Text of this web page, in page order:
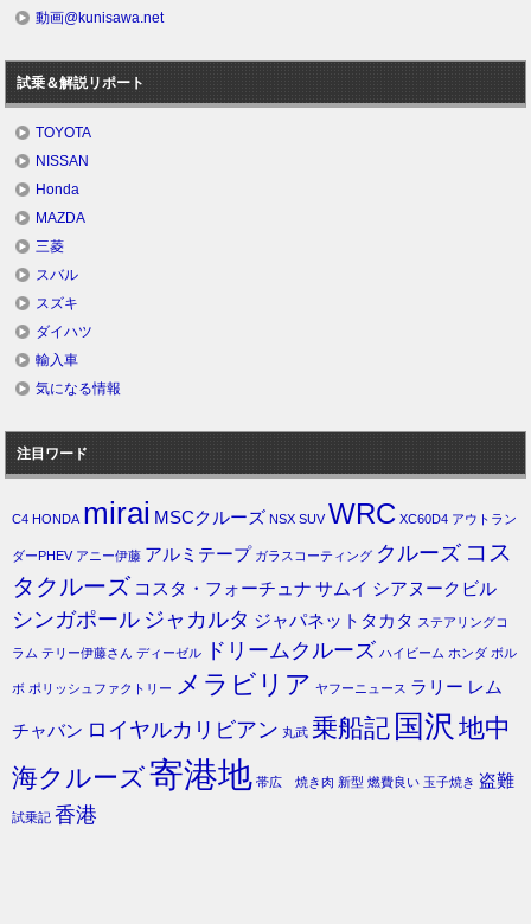
動画@kunisawa.net
試乗＆解説リポート
TOYOTA
NISSAN
Honda
MAZDA
三菱
スバル
スズキ
ダイハツ
輸入車
気になる情報
注目ワード
C4 HONDA mirai MSCクルーズ NSX SUV WRC XC60D4 アウトラン
ダーPHEV アニー伊藤 アルミテープ ガラスコーティング クルーズ コス
タクルーズ コスタ・フォーチュナ サムイ シアヌークビル
シンガポール ジャカルタ ジャパネットタカタ ステアリングコ
ラム テリー伊藤さん ディーゼル ドリームクルーズ ハイビーム ホンダ ボル
ボ ポリッシュファクトリー メラビリア ヤフーニュース ラリー レム
チャバン ロイヤルカリビアン 丸武 乗船記 国沢 地中
海クルーズ寄港地 帯広 焼き肉 新型 燃費良い 玉子焼き 盗難
試乗記 香港